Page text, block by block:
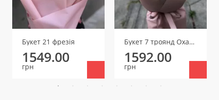
Букет 21 фрезія
1549.00
грн
Букет 7 троянд Охара
1592.00
грн